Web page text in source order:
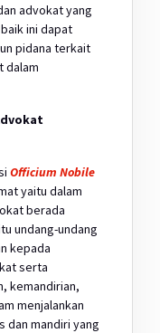
advokat yang
ini dapat
pidana terkait
dalam
Officium Nobile
yaitu dalam
berada
undang-undang
kepada
serta
kemandirian,
menjalankan
dan mandiri yang